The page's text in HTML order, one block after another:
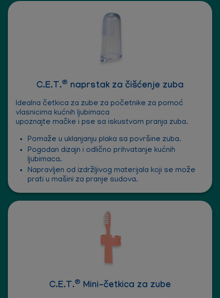
C.E.T.® naprstak za čišćenje zuba
Idealna četkica za zube za početnike za pomoć
vlasnicima kućnih ljubimaca
upoznajte mačke i pse sa iskustvom pranja zuba.
Pomaže u uklanjanju plaka sa površine zuba.
Pogodan dizajn i odlično prihvatanje kućnih
ljubimaca.
Napravljen od izdržljivog materijala koji se može
prati u mašini za pranje sudova.
C.E.T.® Mini-četkica za zube